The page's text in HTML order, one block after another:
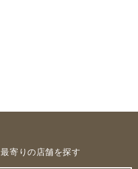
最寄りの店舗を探す